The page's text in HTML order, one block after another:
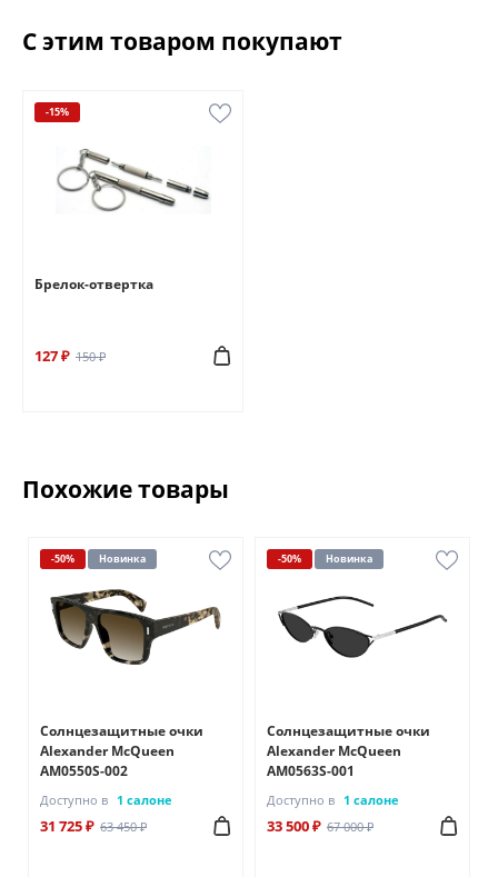
С этим товаром покупают
-15%
Брелок-отвертка
127 ₽ 150 ₽
Похожие товары
-50% Новинка
Солнцезащитные очки
Alexander McQueen
AM0550S-002
Доступно в 1 салоне
31 725 ₽ 63 450 ₽
-50% Новинка
Солнцезащитные очки
Alexander McQueen
AM0563S-001
Доступно в 1 салоне
33 500 ₽ 67 000 ₽